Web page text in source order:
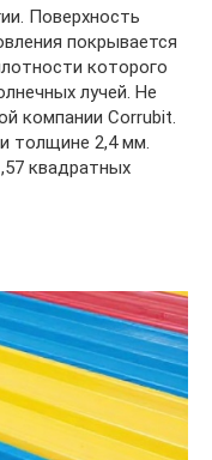
Поверхность
покрывается
которого
лучей. Не
компании Corrubit.
толщине 2,4 мм.
квадратных